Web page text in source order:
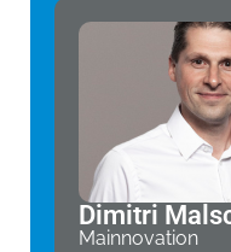
Dimitri
Mainnovation